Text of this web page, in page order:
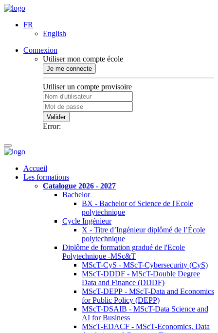
FR
English
Connexion
Utiliser mon compte école
Je me connecte
Utiliser un compte provisoire
Valider
Error:
Accueil
Les formations
Catalogue 2026 - 2027
Bachelor
BX - Bachelor of Science de l'Ecole
polytechnique
Cycle Ingénieur
X - Titre d’Ingénieur diplômé de l’École
polytechnique
Diplôme de formation gradué de l'Ecole
Polytechnique -MSc&T
MScT-CyS - MScT-Cybersecurity (CyS)
MScT-DDDF - MScT-Double Degree
Data and Finance (DDDF)
MScT-DEPP - MScT-Data and Economics
for Public Policy (DEPP)
MScT-DSAIB - MScT-Data Science and
AI for Business
MScT-EDACF - MScT-Economics, Data